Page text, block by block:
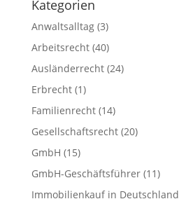
Kategorien
Anwaltsalltag(3)
Arbeitsrecht(40)
Ausländerrecht(24)
Erbrecht(1)
Familienrecht(14)
Gesellschaftsrecht(20)
GmbH (15)
GmbH-Geschäftsführer(11)
Immobilienkauf in Deutschland